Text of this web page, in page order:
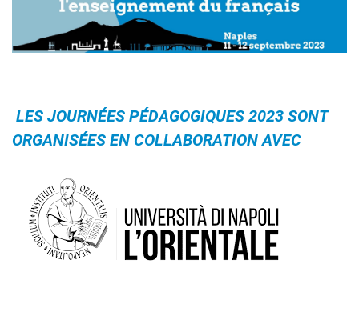
LES JOURNÉES PÉDAGOGIQUES 2023 SONT
ORGANISÉES EN COLLABORATION AVEC